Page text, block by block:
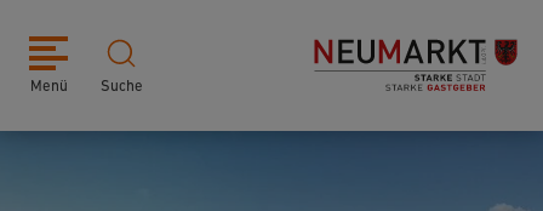
Menü Suche